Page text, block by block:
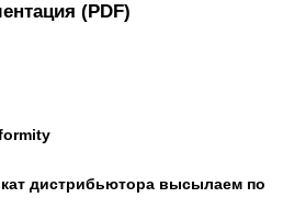
(PDF)
дистрибьютора высылаем по